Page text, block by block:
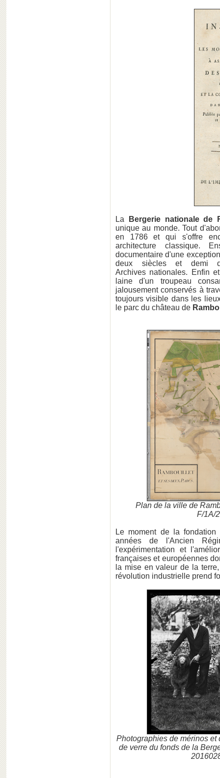
La
Bergerie nationale de
unique au monde. Tout
en 1786 et qui s'offre
architecture classique.
documentaire d'une
deux siècles et demi
Archives nationales. Enfin
laine d'un troupeau
jalousement conservés à
toujours visible dans les
le parc du château de
Plan de la ville de
F/1A/
Le moment de la
années de l'Ancien
l'expérimentation et
françaises et européennes
la mise en valeur de la
révolution industrielle prend
Photographies de mérinos
de verre du fonds de la